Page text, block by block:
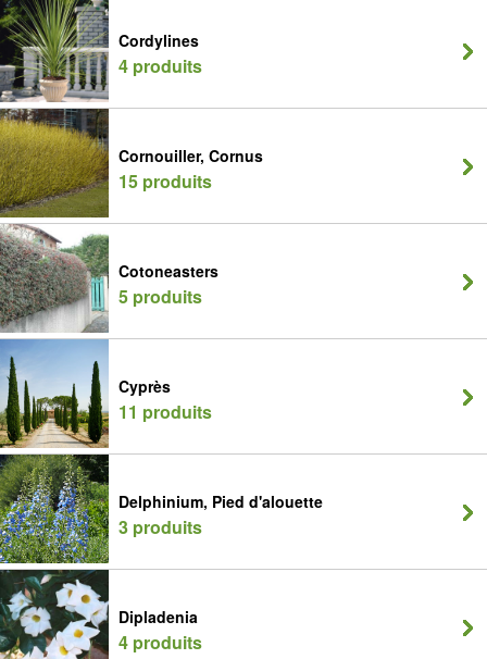
Cordylines
4 produits
Cornouiller, Cornus
15 produits
Cotoneasters
5 produits
Cyprès
11 produits
Delphinium, Pied d'alouette
3 produits
Dipladenia
4 produits